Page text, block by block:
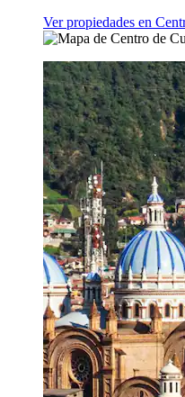
Ver propiedades en